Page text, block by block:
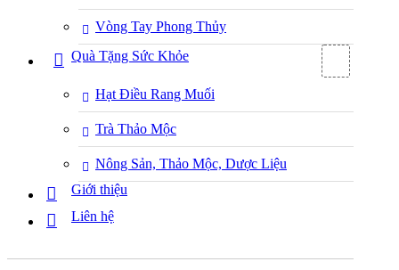
Vòng Tay Phong Thủy
Quà Tặng Sức Khỏe
Hạt Điều Rang Muối
Trà Thảo Mộc
Nông Sản, Thảo Mộc, Dược Liệu
Giới thiệu
Liên hệ